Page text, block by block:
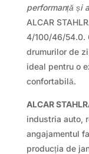
performanță și
ALCAR
4/100/46/54.0.
drumurilor de
ideal pentru o
confortabilă.
ALCAR
industria auto,
angajamentul
producția de